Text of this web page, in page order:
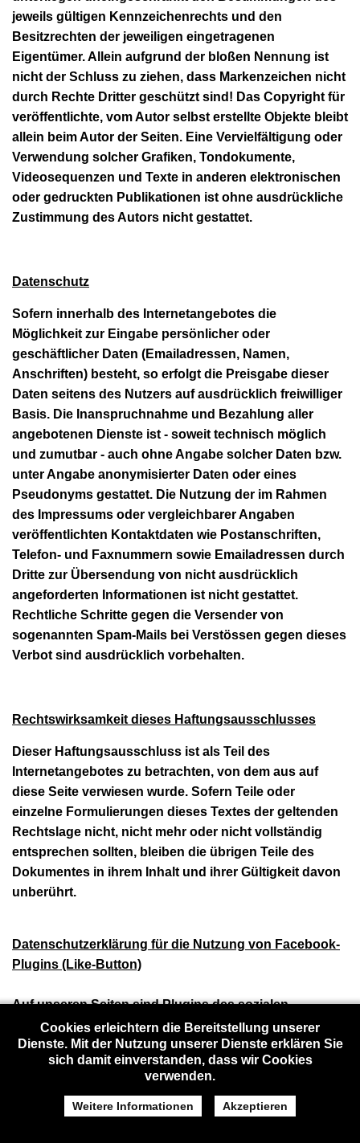
jeweils gültigen Kennzeichenrechts und den
Besitzrechten der jeweiligen eingetragenen
Eigentümer. Allein aufgrund der bloßen Nennung ist
nicht der Schluss zu ziehen, dass Markenzeichen nicht
durch Rechte Dritter geschützt sind! Das Copyright für
veröffentlichte, vom Autor selbst erstellte Objekte bleibt
allein beim Autor der Seiten. Eine Vervielfältigung oder
Verwendung solcher Grafiken, Tondokumente,
Videosequenzen und Texte in anderen elektronischen
oder gedruckten Publikationen ist ohne ausdrückliche
Zustimmung des Autors nicht gestattet.
Datenschutz
Sofern innerhalb des Internetangebotes die
Möglichkeit zur Eingabe persönlicher oder
geschäftlicher Daten (Emailadressen, Namen,
Anschriften) besteht, so erfolgt die Preisgabe dieser
Daten seitens des Nutzers auf ausdrücklich freiwilliger
Basis. Die Inanspruchnahme und Bezahlung aller
angebotenen Dienste ist - soweit technisch möglich
und zumutbar - auch ohne Angabe solcher Daten bzw.
unter Angabe anonymisierter Daten oder eines
Pseudonyms gestattet. Die Nutzung der im Rahmen
des Impressums oder vergleichbarer Angaben
veröffentlichten Kontaktdaten wie Postanschriften,
Telefon- und Faxnummern sowie Emailadressen durch
Dritte zur Übersendung von nicht ausdrücklich
angeforderten Informationen ist nicht gestattet.
Rechtliche Schritte gegen die Versender von
sogenannten Spam-Mails bei Verstössen gegen dieses
Verbot sind ausdrücklich vorbehalten.
Rechtswirksamkeit dieses Haftungsausschlusses
Dieser Haftungsausschluss ist als Teil des
Internetangebotes zu betrachten, von dem aus auf
diese Seite verwiesen wurde. Sofern Teile oder
einzelne Formulierungen dieses Textes der geltenden
Rechtslage nicht, nicht mehr oder nicht vollständig
entsprechen sollten, bleiben die übrigen Teile des
Dokumentes in ihrem Inhalt und ihrer Gültigkeit davon
unberührt.
Datenschutzerklärung für die Nutzung von Facebook-
Plugins (Like-Button)
Auf unseren Seiten sind Plugins des sozialen
Netzwerks Facebook, 1601 South California Avenue,
Palo Alto, CA 94304, USA integriert. Die Facebook-
Plugins erkennen Sie an dem Facebook-Logo oder
dem "Like-Button" ("Gefällt mir") auf unserer Seite.
Eine Übersicht über die Facebook-Plugins finden Sie
Cookies erleichtern die Bereitstellung unserer
Dienste. Mit der Nutzung unserer Dienste erklären Sie
sich damit einverstanden, dass wir Cookies
verwenden.
Weitere Informationen Akzeptieren